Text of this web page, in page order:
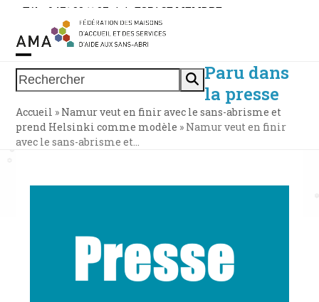
Skip
content
Tél. : 0471 38 11 37 | | ESPACE MEMBRE
Rechercher
Open
mobile
menu
Close
mobile
menu
Paru dans
la presse
Accueil » Namur veut en finir avec le sans-abrisme et
prend Helsinki comme modèle » Namur veut en finir
avec le sans-abrisme et…